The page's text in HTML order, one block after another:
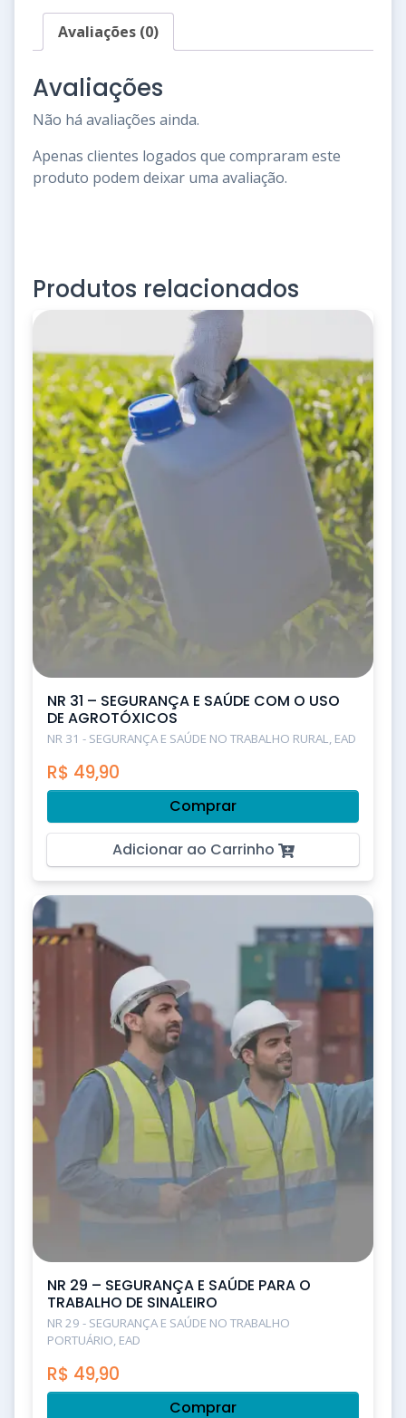
TRABALHO
RURAL
quantidade
Avaliações (0)
Avaliações
Não há avaliações ainda.
Apenas clientes logados que compraram este
produto podem deixar uma avaliação.
Produtos relacionados
NR 31 – SEGURANÇA E SAÚDE COM O USO
DE AGROTÓXICOS
NR 31 - SEGURANÇA E SAÚDE NO TRABALHO RURAL, EAD
R$ 49,90
Comprar
Adicionar ao Carrinho
NR 29 – SEGURANÇA E SAÚDE PARA O
TRABALHO DE SINALEIRO
NR 29 - SEGURANÇA E SAÚDE NO TRABALHO
PORTUÁRIO, EAD
R$ 49,90
Comprar